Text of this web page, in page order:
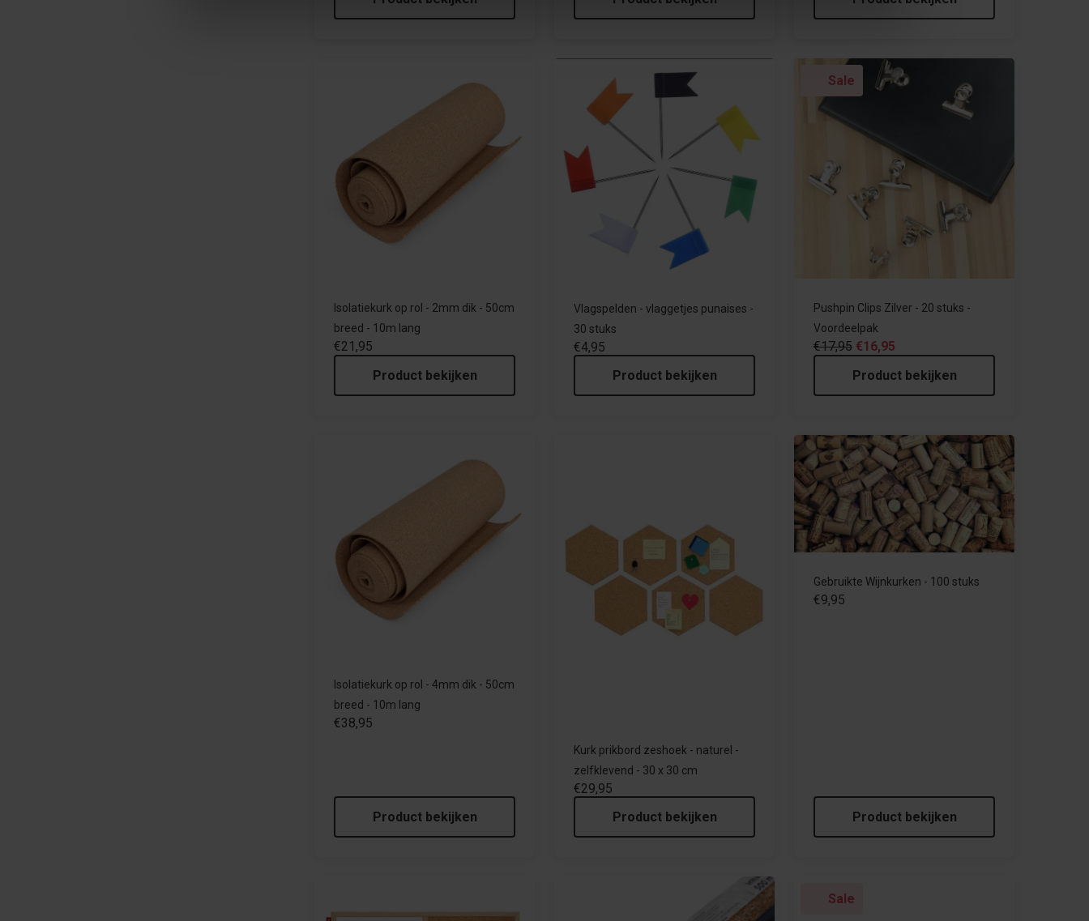
Isolatiekurk op rol - 2mm dik - 50cm
breed - 10m lang
€21,95
Product bekijken
Vlagspelden - vlaggetjes punaises -
30 stuks
€4,95
Product bekijken
Sale
Pushpin Clips Zilver - 20 stuks -
Voordeelpak
€17,95 €16,95
Product bekijken
Isolatiekurk op rol - 4mm dik - 50cm
breed - 10m lang
€38,95
Product bekijken
Kurk prikbord zeshoek - naturel -
zelfklevend - 30 x 30 cm
€29,95
Product bekijken
Gebruikte Wijnkurken - 100 stuks
€9,95
Product bekijken
Sale